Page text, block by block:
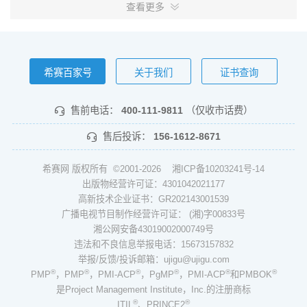
查看更多
希赛百家号 关于我们 证书查询
售前电话： 400-111-9811 （仅收市话费）
售后投诉： 156-1612-8671
希赛网 版权所有 ©2001-2026 湘ICP备10203241号-14
出版物经营许可证：4301042021177
高新技术企业证书：GR202143001539
广播电视节目制作经营许可证： (湘)字00833号
湘公网安备43019002000749号
违法和不良信息举报电话：15673157832
举报/反馈/投诉邮箱：ujigu@ujigu.com
PMP®，PMP®，PMI-ACP®，PgMP®，PMI-ACP®和PMBOK®
是Project Management Institute，Inc.的注册商标
ITIL
®、PRINCE2®